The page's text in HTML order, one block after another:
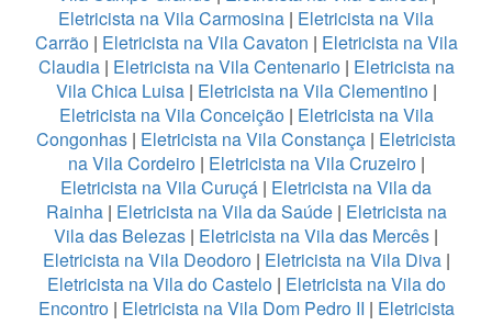
Eletricista na Vila Carmosina | Eletricista na Vila
Carrão| Eletricista na Vila Cavaton | Eletricista na Vila
Claudia| Eletricista na Vila Centenario| Eletricista na
Vila Chica Luisa | Eletricista na Vila Clementino|
Eletricista na Vila Conceição| Eletricista na Vila
Congonhas | Eletricista na Vila Constança | Eletricista
na Vila Cordeiro| Eletricista na Vila Cruzeiro |
Eletricista na Vila Curuçá | Eletricista na Vila da
Rainha | Eletricista na Vila da Saúde| Eletricista na
Vila das Belezas | Eletricista na Vila das Mercês |
Eletricista na Vila Deodoro| Eletricista na Vila Diva|
Eletricista na Vila do Castelo| Eletricista na Vila do
Encontro| Eletricista na Vila Dom Pedro II | Eletricista